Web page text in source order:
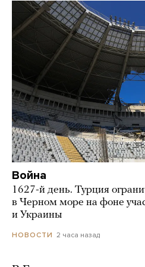
Война
1627-й день. Турция
в Черном море на фоне
и Украины
НОВОСТИ 2 часа назад